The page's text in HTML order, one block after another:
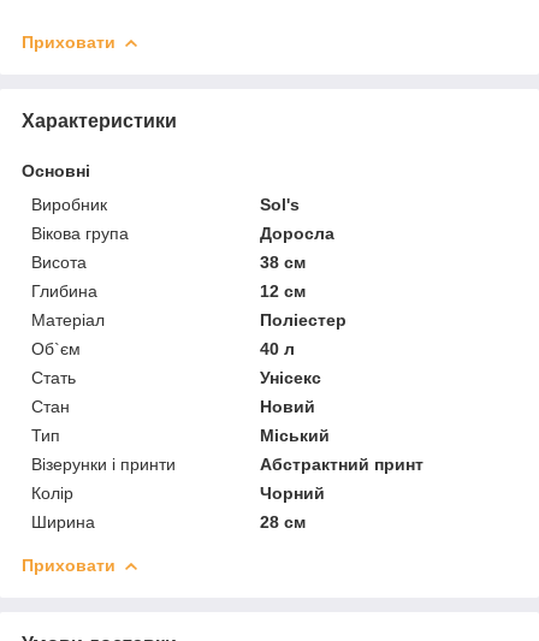
Приховати
Характеристики
Основні
Виробник
Sol's
Вікова група
Доросла
Висота
38 см
Глибина
12 см
Матеріал
Поліестер
Об`єм
40 л
Стать
Унісекс
Стан
Новий
Тип
Міський
Візерунки і принти
Абстрактний принт
Колір
Чорний
Ширина
28 см
Приховати